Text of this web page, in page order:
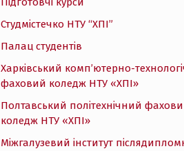
Студмістечко НТУ “ХПІ”
Палац студентів
Харківський комп’ютерно-
фаховий коледж НТУ «ХПI»
Полтавський політехнічний
коледж НТУ «ХПI»
Міжгалузевий інститут